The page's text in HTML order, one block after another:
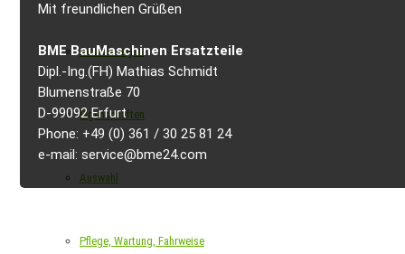
Ausführungen
Eigenschaften
Auswahl
Pflege, Wartung, Fahrweise
Mit freundlichen Grüßen
BME BauMaschinen Ersatzteile
Dipl.-Ing.(FH) Mathias Schmidt
Blumenstraße 70
D-99092 Erfurt
Phone: +49 (0) 361 / 30 25 81 24
e-mail: service@bme24.com